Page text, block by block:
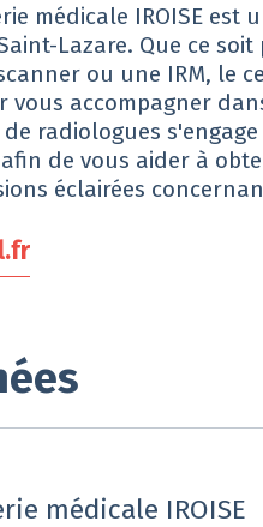
médicale IROISE
Lazare. Que ce
ou une IRM, le
vous accompagner
de radiologues
de vous aider à
éclairées
médicale IROISE